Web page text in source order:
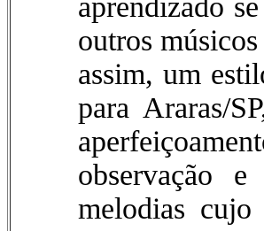
outros
assim, um
para Araras/
observação
melodias